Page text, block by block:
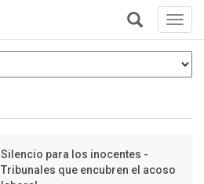
+
Silencio para los inocentes -
Tribunales que encubren el acoso